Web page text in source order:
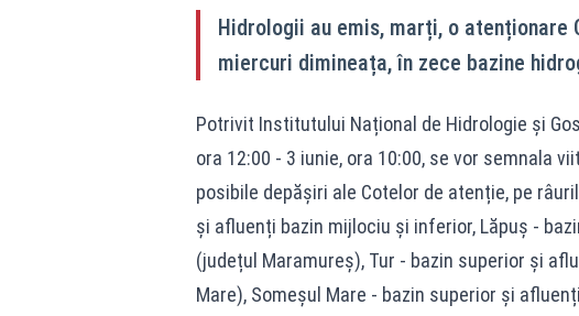
Hidrologii au emis, marți, o atenționare
miercuri dimineața, în zece bazine
Potrivit Institutului Național de Hidrologie și
ora 12:00 - 3 iunie, ora 10:00, se vor semnala
posibile depășiri ale Cotelor de atenție, pe
și afluenți bazin mijlociu și inferior, Lăpuș -
(județul Maramureș), Tur - bazin superior și
Mare), Someșul Mare - bazin superior și